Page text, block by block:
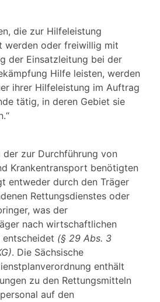
die zur Hilfeleistung
werden oder freiwillig mit
der Einsatzleitung bei der
Hilfe leisten, werden
ihrer Hilfeleistung im Auftrag
tätig, in deren Gebiet sie
der zur Durchführung von
Krankentransport benötigten
entweder durch den Träger
Rettungsdienstes oder
was der
nach wirtschaftlichen
entscheidet (§ 29 Abs. 3
. Die Sächsische
enthält
zu den Rettungsmitteln
auf den